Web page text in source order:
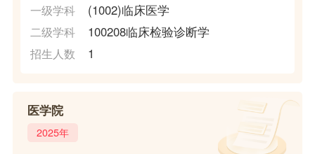
一级学科 (1002)临床医学
二级学科 100208临床检验诊断学
招生人数 1
医学院
2025年